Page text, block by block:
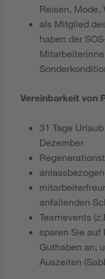
Reisen, Mode,
als Mitglied
haben der
Vereinbarkeit von
31 Tage
Dezember
anfallenden
Teamevents
sparen Sie auf
Guthaben an,
Auszeiten